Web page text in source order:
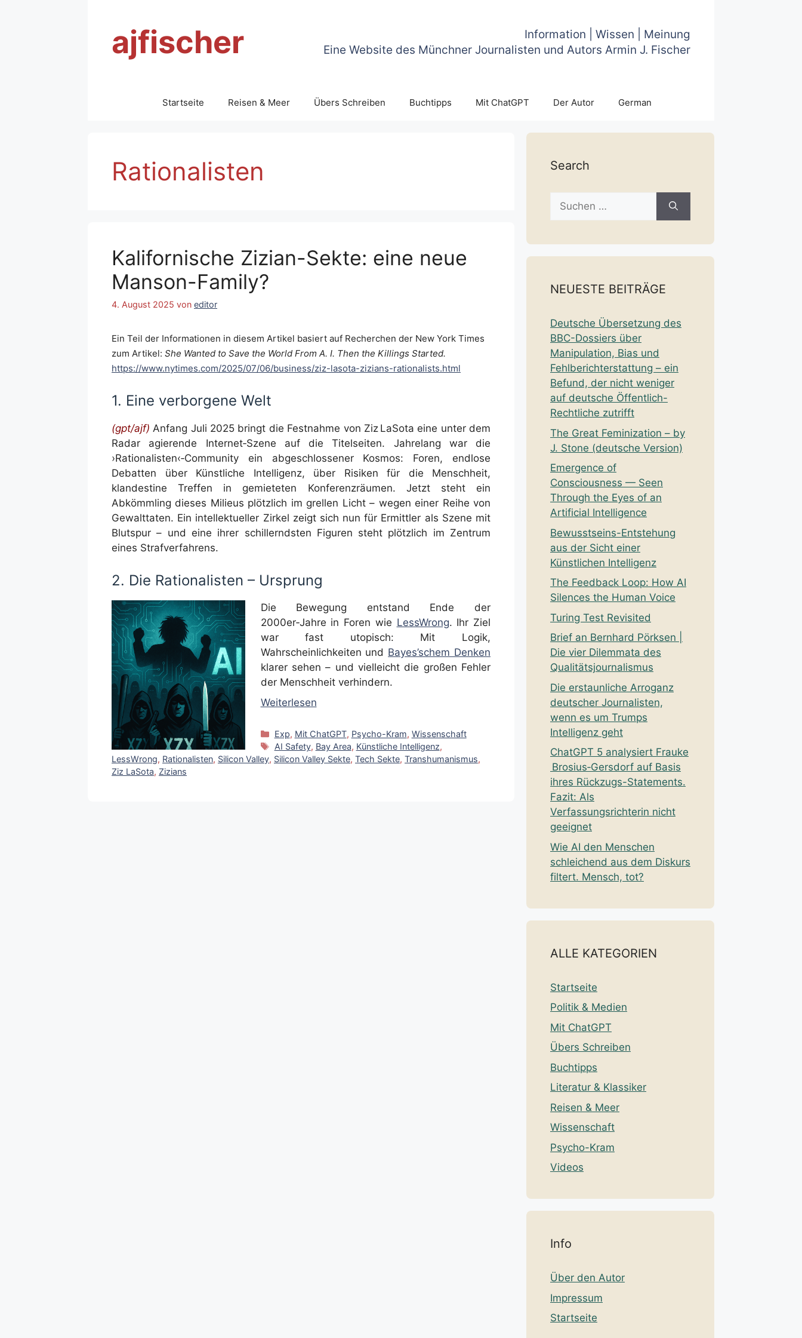
ajfischer
Information | Wissen | Meinung
Eine Website des Münchner Journalisten und Autors Armin J. Fischer
Startseite Reisen & Meer Übers Schreiben Buchtipps Mit ChatGPT Der Autor German
Rationalisten
Kalifornische Zizian-Sekte: eine neue
Manson-Family?
4. August 2025 von editor
Ein Teil der Informationen in diesem Artikel basiert auf Recherchen der New York Times
zum Artikel: She Wanted to Save the World From A. I. Then the Killings Started.
https://www.nytimes.com/2025/07/06/business/ziz-lasota-zizians-rationalists.html
1. Eine verborgene Welt
(gpt/ajf) Anfang Juli 2025 bringt die Festnahme von Ziz LaSota eine unter dem
Radar agierende Internet‑Szene auf die Titelseiten. Jahrelang war die
›Rationalisten‹‑Community ein abgeschlossener Kosmos: Foren, endlose
Debatten über Künstliche Intelligenz, über Risiken für die Menschheit,
klandestine Treffen in gemieteten Konferenzräumen. Jetzt steht ein
Abkömmling dieses Milieus plötzlich im grellen Licht – wegen einer Reihe von
Gewalttaten. Ein intellektueller Zirkel zeigt sich nun für Ermittler als Szene mit
Blutspur – und eine ihrer schillerndsten Figuren steht plötzlich im Zentrum
eines Strafverfahrens.
2. Die Rationalisten – Ursprung
Die Bewegung entstand Ende der
2000er‑Jahre in Foren wie LessWrong. Ihr Ziel
war fast utopisch: Mit Logik,
Wahrscheinlichkeiten und Bayes’schem Denken
klarer sehen – und vielleicht die großen Fehler
der Menschheit verhindern.
Weiterlesen
Kategorien
Exp, Mit ChatGPT, Psycho-Kram, Wissenschaft
Schlagwörter
AI Safety, Bay Area, Künstliche Intelligenz,
LessWrong, Rationalisten, Silicon Valley, Silicon Valley Sekte, Tech Sekte, Transhumanismus,
Ziz LaSota, Zizians
Search
Suche
nach:
NEUESTE BEITRÄGE
Deutsche Übersetzung des
BBC-Dossiers über
Manipulation, Bias und
Fehlberichterstattung – ein
Befund, der nicht weniger
auf deutsche Öffentlich-
Rechtliche zutrifft
The Great Feminization – by
J. Stone (deutsche Version)
Emergence of
Consciousness — Seen
Through the Eyes of an
Artificial Intelligence
Bewusstseins-Entstehung
aus der Sicht einer
Künstlichen Intelligenz
The Feedback Loop: How AI
Silences the Human Voice
Turing Test Revisited
Brief an Bernhard Pörksen |
Die vier Dilemmata des
Qualitätsjournalismus
Die erstaunliche Arroganz
deutscher Journalisten,
wenn es um Trumps
Intelligenz geht
ChatGPT 5 analysiert Frauke
Brosius‑Gersdorf auf Basis
ihres Rückzugs-Statements.
Fazit: Als
Verfassungsrichterin nicht
geeignet
Wie AI den Menschen
schleichend aus dem Diskurs
filtert. Mensch, tot?
ALLE KATEGORIEN
Startseite
Politik & Medien
Mit ChatGPT
Übers Schreiben
Buchtipps
Literatur & Klassiker
Reisen & Meer
Wissenschaft
Psycho-Kram
Videos
Info
Über den Autor
Impressum
Startseite